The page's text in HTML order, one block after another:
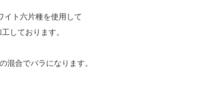
ト六片種を使用して
しております。
混合でバラになります。
を、1日1片を目安に